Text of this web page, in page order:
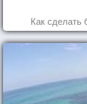
Как сделать